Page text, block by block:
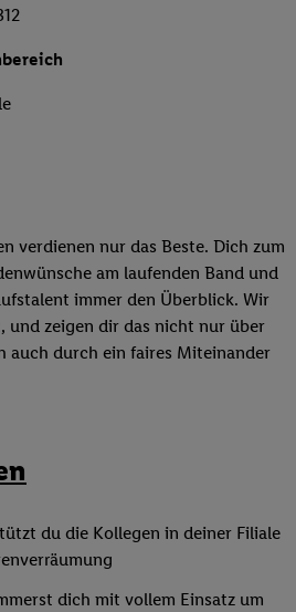
verdienen nur das Beste. Dich zum
am laufenden Band und
immer den Überblick. Wir
und zeigen dir das nicht nur über
auch durch ein faires Miteinander
du die Kollegen in deiner Filiale
dich mit vollem Einsatz um